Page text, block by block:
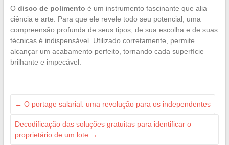
O disco de polimento é um instrumento fascinante que alia
ciência e arte. Para que ele revele todo seu potencial, uma
compreensão profunda de seus tipos, de sua escolha e de suas
técnicas é indispensável. Utilizado corretamente, permite
alcançar um acabamento perfeito, tornando cada superfície
brilhante e impecável.
← O portage salarial: uma revolução para os independentes
Decodificação das soluções gratuitas para identificar o
proprietário de um lote →